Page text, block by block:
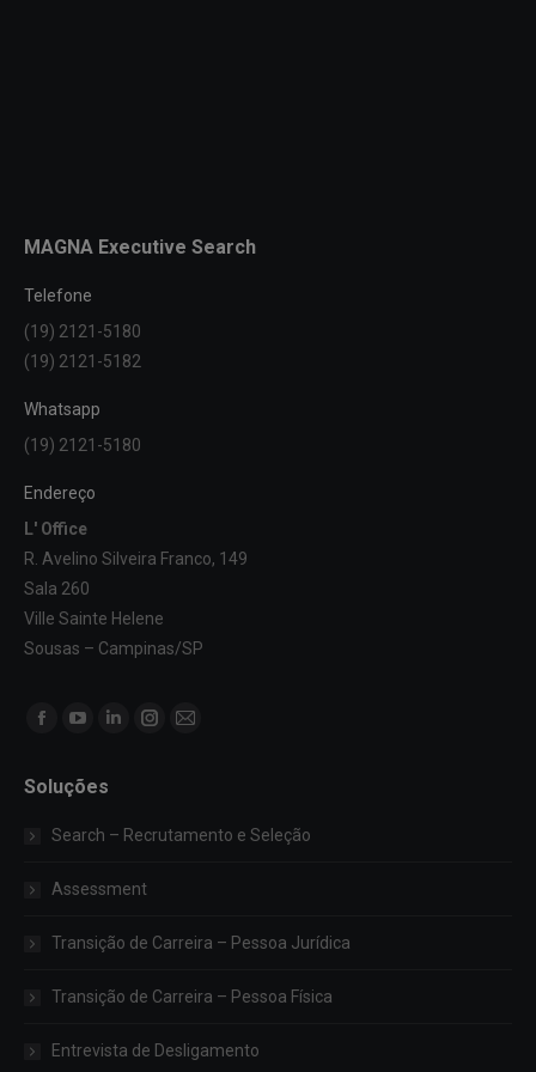
MAGNA Executive Search
Telefone
(19) 2121-5180
(19) 2121-5182
Whatsapp
(19) 2121-5180
Endereço
L' Office
R. Avelino Silveira Franco, 149
Sala 260
Ville Sainte Helene
Sousas – Campinas/SP
Encontre-nos em:
Facebook
opens
in
window
YouTube
opens
window
Linkedin
in
window
Instagram
Mail
Soluções
Search – Recrutamento e Seleção
Assessment
Transição de Carreira – Pessoa Jurídica
Transição de Carreira – Pessoa Física
Entrevista de Desligamento